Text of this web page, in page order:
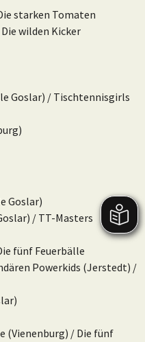
starken Tomaten
wilden Kicker
Goslar) / Tischtennisgirls
Goslar)
/ TT-Masters
fünf Feuerbälle
Powerkids (Jerstedt) /
(Vienenburg) / Die fünf